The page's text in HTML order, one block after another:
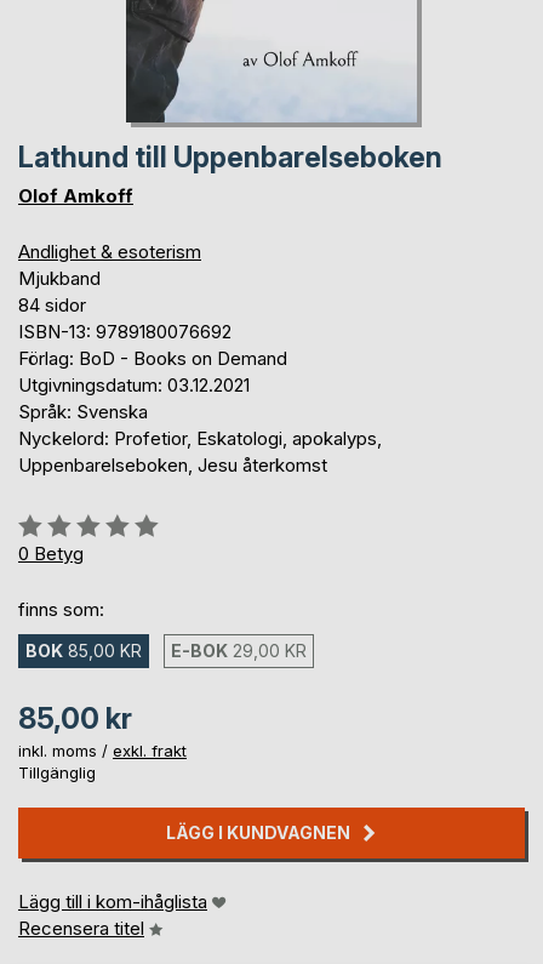
Lathund till Uppenbarelseboken
Olof Amkoff
Andlighet & esoterism
Mjukband
84 sidor
ISBN-13: 9789180076692
Förlag: BoD - Books on Demand
Utgivningsdatum: 03.12.2021
Språk: Svenska
Nyckelord: Profetior, Eskatologi, apokalyps,
Uppenbarelseboken, Jesu återkomst
Betyg::
0%
0 Betyg
finns som:
BOK 85,00 KR E-BOK 29,00 KR
85,00 kr
inkl. moms / exkl. frakt
Tillgänglig
LÄGG I KUNDVAGNEN
Lägg till i kom-ihåglista
Recensera titel